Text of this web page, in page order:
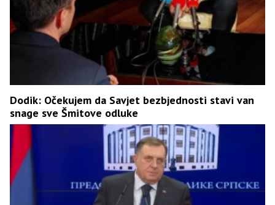
Dodik: Očekujem da Savjet bezbjednosti stavi van
snage sve Šmitove odluke